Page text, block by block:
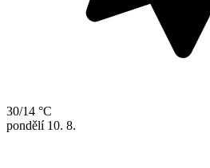
30/14 °C
pondělí 10. 8.